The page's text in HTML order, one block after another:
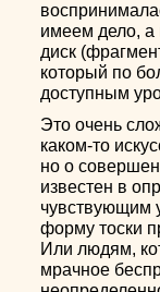
имеем дело, а
диск
который по
доступным
Это очень
каком-то
но о
известен в
чувствующим
форму тоски
Или людям,
мрачное